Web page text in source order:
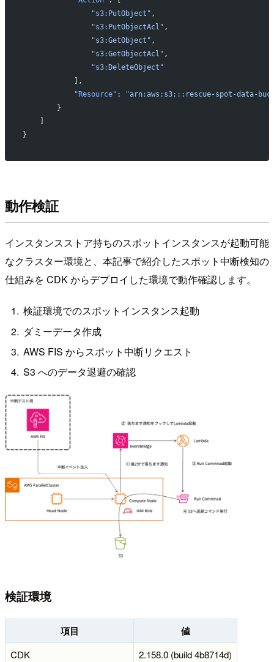
                "s3:PutObject"
,
                "s3:PutObjectAcl"
,
                "s3:GetObject"
,
                "s3:GetObjectAcl"
,
                "s3:DeleteObject"
            ],
            "Resource"
:
"arn:aws:s3:::rescue-spot-data-
        }
}
動作検証
インスタンスストア持ちのスポットインスタンスが起動可能
なクラスター環境と、本記事で紹介したスポット中断検知の
仕組みを CDK からデプロイした環境で動作確認します。
検証環境でのスポットインスタンス起動
ダミーデータ作成
AWS FIS からスポット中断リクエスト
S3 へのデータ退避の確認
検証環境
項目 値
CDK
2.158.0 (build 4b8714d)